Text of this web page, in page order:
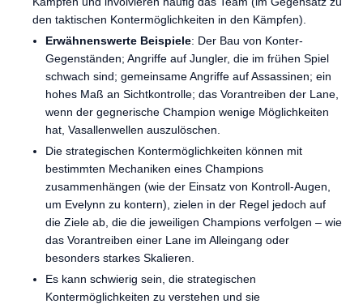
den taktischen Kontermöglichkeiten in den Kämpfen).
Erwähnenswerte Beispiele: Der Bau von Konter-
Gegenständen; Angriffe auf Jungler, die im frühen Spiel
schwach sind; gemeinsame Angriffe auf Assassinen; ein
hohes Maß an Sichtkontrolle; das Vorantreiben der Lane,
wenn der gegnerische Champion wenige Möglichkeiten
hat, Vasallenwellen auszulöschen.
Die strategischen Kontermöglichkeiten können mit
bestimmten Mechaniken eines Champions
zusammenhängen (wie der Einsatz von Kontroll-Augen,
um Evelynn zu kontern), zielen in der Regel jedoch auf
die Ziele ab, die die jeweiligen Champions verfolgen – wie
das Vorantreiben einer Lane im Alleingang oder
besonders starkes Skalieren.
Es kann schwierig sein, die strategischen
Kontermöglichkeiten zu verstehen und sie